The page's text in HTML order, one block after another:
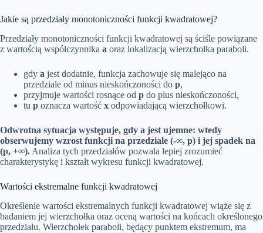
Jakie są przedziały monotoniczności funkcji kwadratowej?
Przedziały monotoniczności funkcji kwadratowej są ściśle powiązane
z wartością współczynnika a oraz lokalizacją wierzchołka paraboli.
gdy a jest dodatnie, funkcja zachowuje się malejąco na
przedziale od minus nieskończoności do p,
przyjmuje wartości rosnące od p do plus nieskończoności,
tu p oznacza wartość x odpowiadającą wierzchołkowi.
Odwrotna sytuacja występuje, gdy a jest ujemne: wtedy
obserwujemy wzrost funkcji na przedziale (-∞, p) i jej spadek na
(p, +∞). Analiza tych przedziałów pozwala lepiej zrozumieć
charakterystykę i kształt wykresu funkcji kwadratowej.
Wartości ekstremalne funkcji kwadratowej
Określenie wartości ekstremalnych funkcji kwadratowej wiąże się z
badaniem jej wierzchołka oraz oceną wartości na końcach określonego
przedziału. Wierzchołek paraboli, będący punktem ekstremum, ma